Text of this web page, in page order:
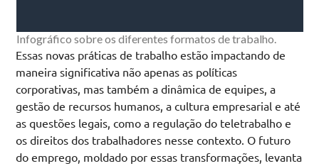
Infográfico sobre os diferentes formatos de trabalho.
Essas novas práticas de trabalho estão impactando de
maneira significativa não apenas as políticas
corporativas, mas também a dinâmica de equipes, a
gestão de recursos humanos, a cultura empresarial e até
as questões legais, como a regulação do teletrabalho e
os direitos dos trabalhadores nesse contexto. O futuro
do emprego, moldado por essas transformações, levanta